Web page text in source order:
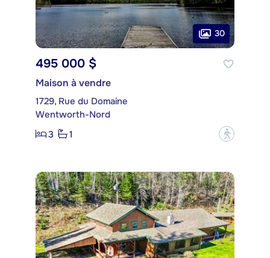
30
495 000 $
Maison à vendre
1729, Rue du Domaine
Wentworth-Nord
3
1 ?